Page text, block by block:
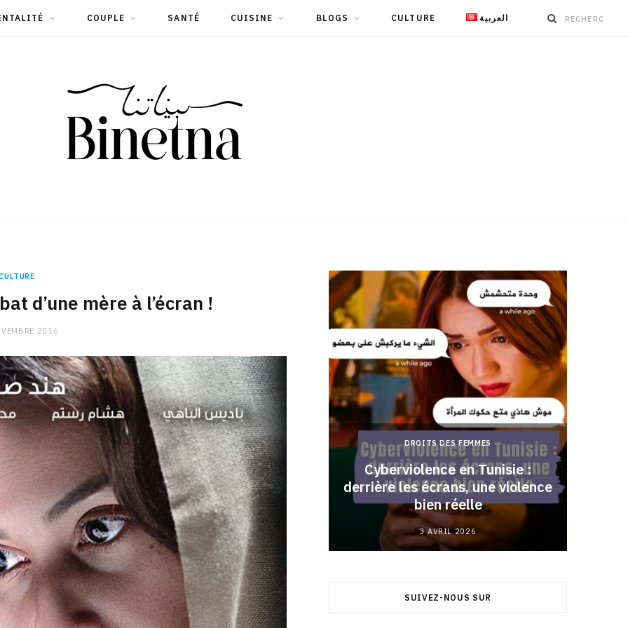
COUPLE SANTÉ CUISINE BLOGS CULTURE العربية
d’une mère à l’écran !
2016
CHARGE MENTALE
Stress après le travail :
comment relâcher la pression
9 JANVIER 2026
DROITS DES FEMMES
Cyberviolence en Tunisie :
derrière les écrans, une violence
bien réelle
3 AVRIL 2026
SUIVEZ-NOUS SUR